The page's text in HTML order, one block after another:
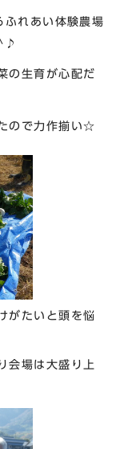
れあい体験農場
の生育が心配だ
ので力作揃い☆
がたいと頭を悩
会場は大盛り上